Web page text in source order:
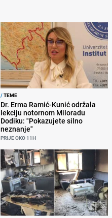
/TEME
Dr. Erma Ramić-Kunić održala
lekciju notornom Miloradu
Dodiku: "Pokazujete silno
neznanje"
PRIJE OKO 11H